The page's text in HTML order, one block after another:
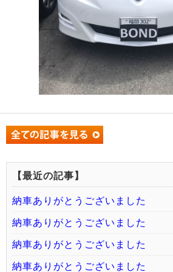
【最近の記事】
納車ありがとうございました
納車ありがとうございました
納車ありがとうございました
納車ありがとうございました